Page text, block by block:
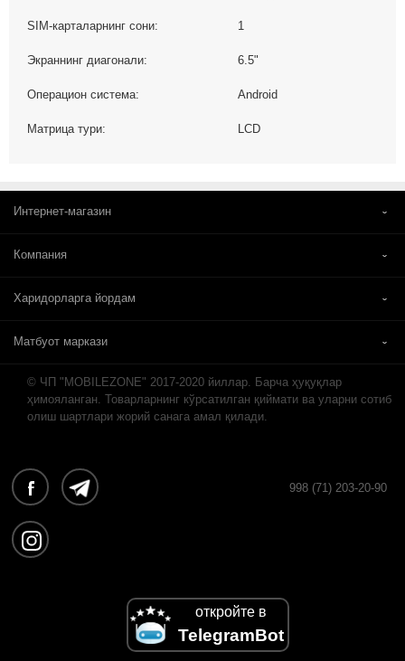
SIM-карталарнинг сони: 1
Экраннинг диагонали: 6.5"
Операцион система: Android
Матрица тури: LCD
Интернет-магазин
Компания
Харидорларга йордам
Матбуот маркази
© ЧП "MOBILEZONE" 2017-2020 йиллар. Барча ҳуқуқлар
ҳимояланган. Товарларнинг кўрсатилган қиймати ва уларни сотиб
олиш шартлари жорий санага амал қилади.
998 (71) 203-20-90
откройте в
TelegramBot